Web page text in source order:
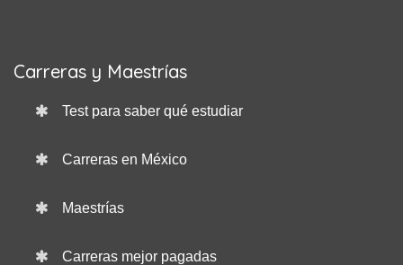
Carreras y Maestrías
Test para saber qué estudiar
Carreras en México
Maestrías
Carreras mejor pagadas